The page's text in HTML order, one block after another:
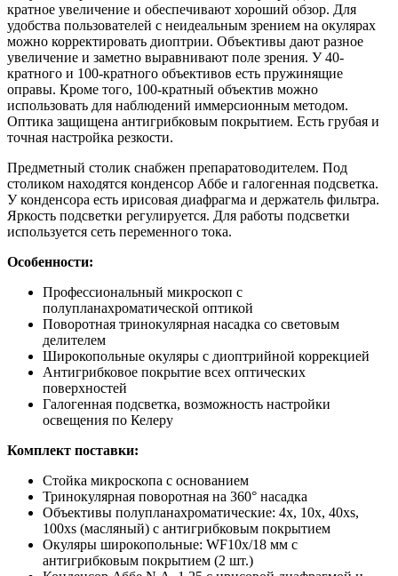
кратное увеличение и обеспечивают хороший обзор. Для
удобства пользователей с неидеальным зрением на окулярах
можно корректировать диоптрии. Объективы дают разное
увеличение и заметно выравнивают поле зрения. У 40-
кратного и 100-кратного объективов есть пружинящие
оправы. Кроме того, 100-кратный объектив можно
использовать для наблюдений иммерсионным методом.
Оптика защищена антигрибковым покрытием. Есть грубая и
точная настройка резкости.
Предметный столик снабжен препаратоводителем. Под
столиком находятся конденсор Аббе и галогенная подсветка.
У конденсора есть ирисовая диафрагма и держатель фильтра.
Яркость подсветки регулируется. Для работы подсветки
используется сеть переменного тока.
Особенности:
Профессиональный микроскоп с
полупланахроматической оптикой
Поворотная тринокулярная насадка со световым
делителем
Широкопольные окуляры с диоптрийной коррекцией
Антигрибковое покрытие всех оптических
поверхностей
Галогенная подсветка, возможность настройки
освещения по Келеру
Комплект поставки:
Стойка микроскопа с основанием
Тринокулярная поворотная на 360° насадка
Объективы полупланахроматические: 4х, 10х, 40xs,
100хs (масляный) с антигрибковым покрытием
Окуляры широкопольные: WF10x/18 мм с
антигрибковым покрытием (2 шт.)